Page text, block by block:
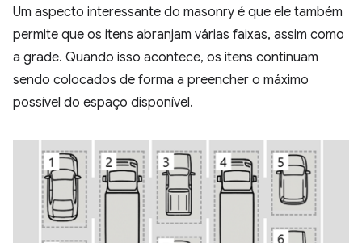
Um aspecto interessante do masonry é que ele também
permite que os itens abranjam várias faixas, assim como
a grade. Quando isso acontece, os itens continuam
sendo colocados de forma a preencher o máximo
possível do espaço disponível.